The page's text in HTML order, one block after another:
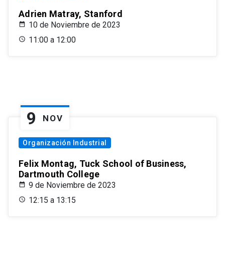
Adrien Matray, Stanford
10 de Noviembre de 2023
11:00 a 12:00
9 NOV
Organización Industrial
Felix Montag, Tuck School of Business,
Dartmouth College
9 de Noviembre de 2023
12:15 a 13:15